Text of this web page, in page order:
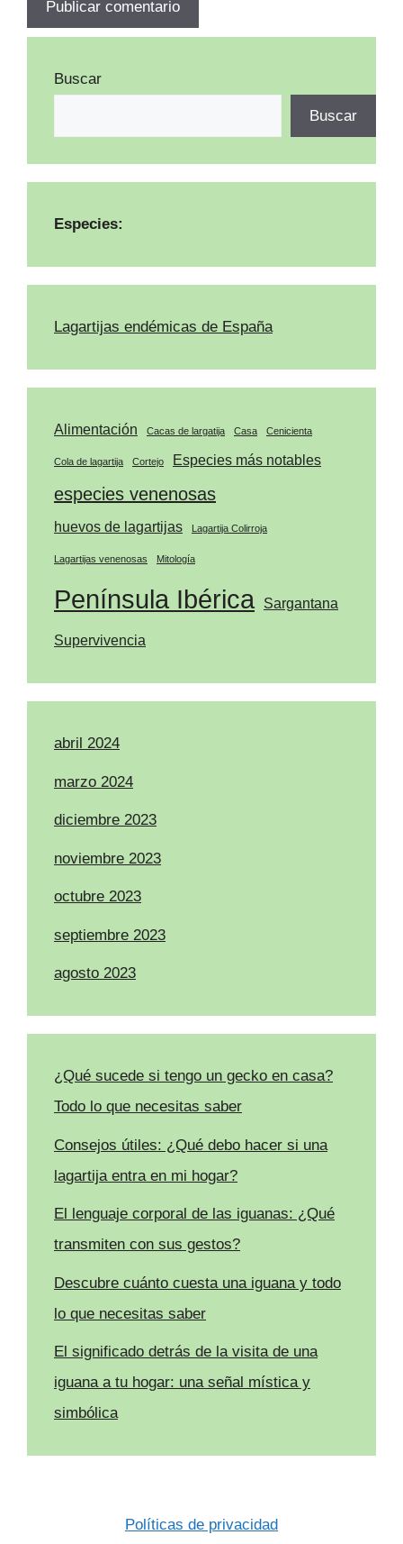
Buscar
Buscar
Especies:
Lagartijas endémicas de España
Alimentación Cacas de largatija Casa Cenicienta
Cola de lagartija Cortejo Especies más notables
especies venenosas
huevos de lagartijas Lagartija Colirroja
Lagartijas venenosas Mitología
Península Ibérica Sargantana
Supervivencia
abril 2024
marzo 2024
diciembre 2023
noviembre 2023
octubre 2023
septiembre 2023
agosto 2023
¿Qué sucede si tengo un gecko en casa?
Todo lo que necesitas saber
Consejos útiles: ¿Qué debo hacer si una
lagartija entra en mi hogar?
El lenguaje corporal de las iguanas: ¿Qué
transmiten con sus gestos?
Descubre cuánto cuesta una iguana y todo
lo que necesitas saber
El significado detrás de la visita de una
iguana a tu hogar: una señal mística y
simbólica
Políticas de privacidad